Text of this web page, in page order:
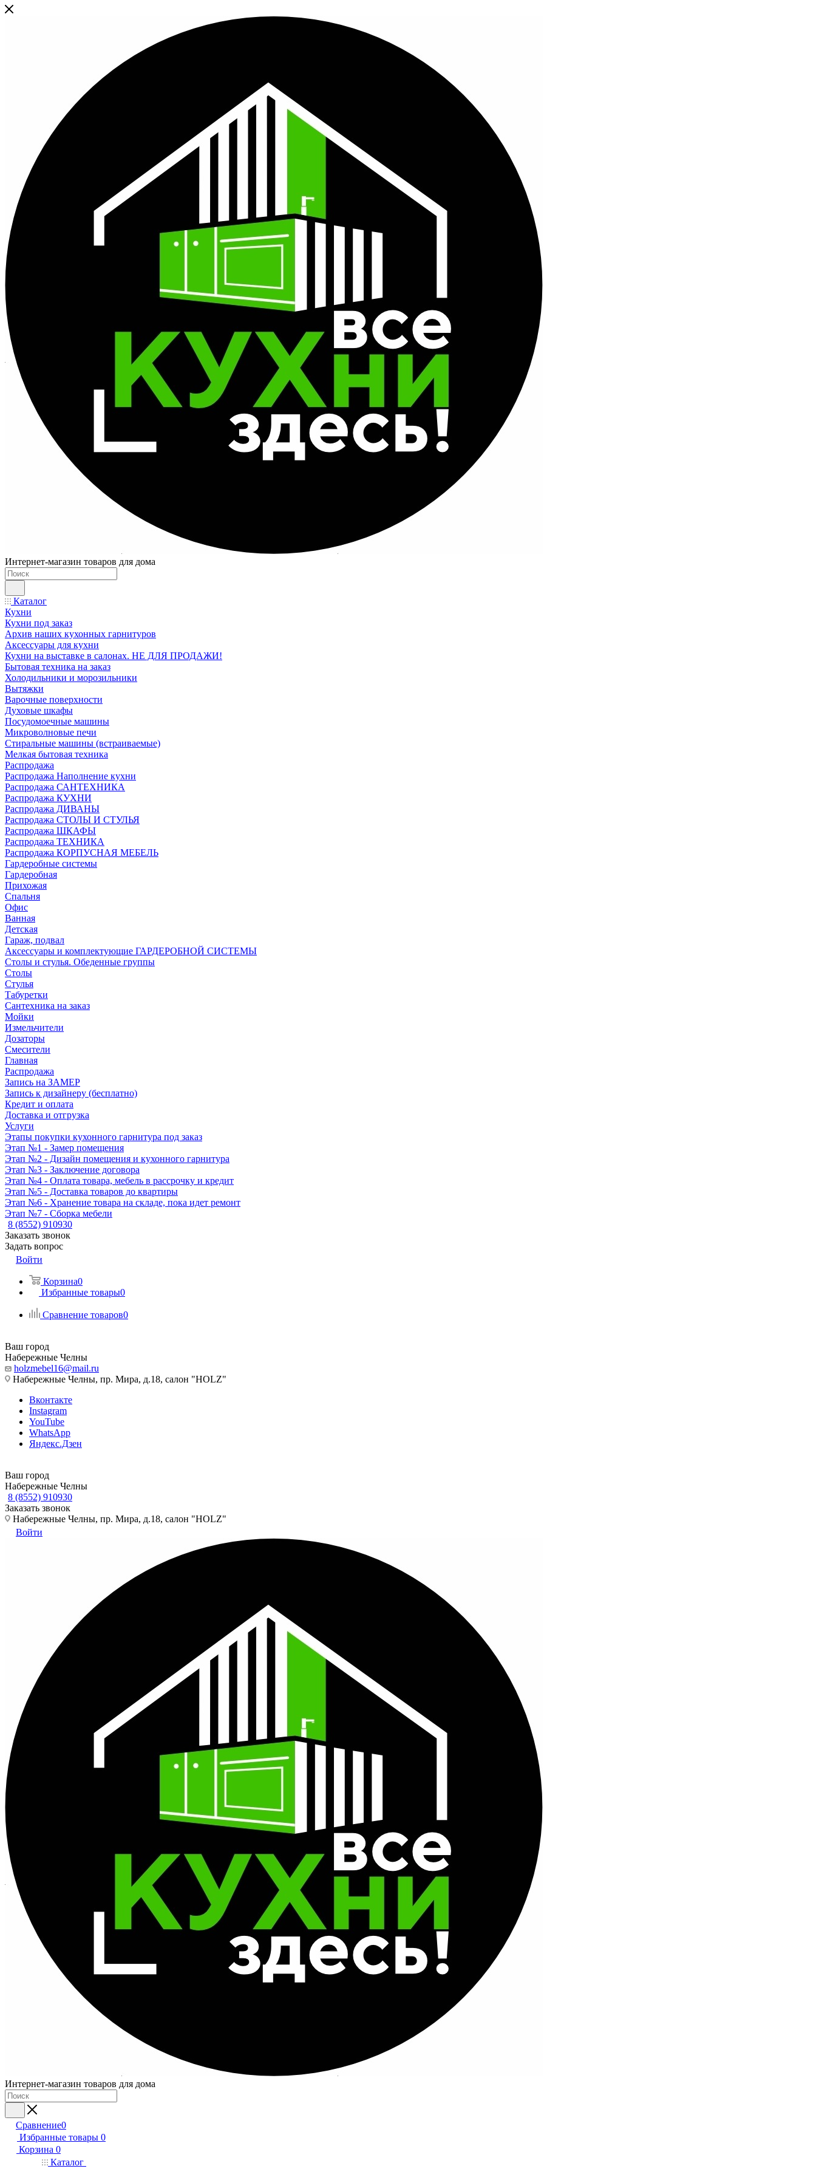
Интернет-магазин товаров для дома
Каталог
Кухни
Кухни под заказ
Архив наших кухонных гарнитуров
Аксессуары для кухни
Кухни на выставке в салонах. НЕ ДЛЯ ПРОДАЖИ!
Бытовая техника на заказ
Холодильники и морозильники
Вытяжки
Варочные поверхности
Духовые шкафы
Посудомоечные машины
Микроволновые печи
Стиральные машины (встраиваемые)
Мелкая бытовая техника
Распродажа
Распродажа Наполнение кухни
Распродажа САНТЕХНИКА
Распродажа КУХНИ
Распродажа ДИВАНЫ
Распродажа СТОЛЫ И СТУЛЬЯ
Распродажа ШКАФЫ
Распродажа ТЕХНИКА
Распродажа КОРПУСНАЯ МЕБЕЛЬ
Гардеробные системы
Гардеробная
Прихожая
Спальня
Офис
Ванная
Детская
Гараж, подвал
Аксессуары и комплектующие ГАРДЕРОБНОЙ СИСТЕМЫ
Столы и стулья. Обеденные группы
Столы
Стулья
Табуретки
Сантехника на заказ
Мойки
Измельчители
Дозаторы
Смесители
Главная
Распродажа
Запись на ЗАМЕР
Запись к дизайнеру (бесплатно)
Кредит и оплата
Доставка и отгрузка
Услуги
Этапы покупки кухонного гарнитура под заказ
Этап №1 - Замер помещения
Этап №2 - Дизайн помещения и кухонного гарнитура
Этап №3 - Заключение договора
Этап №4 - Оплата товара, мебель в рассрочку и кредит
Этап №5 - Доставка товаров до квартиры
Этап №6 - Хранение товара на складе, пока идет ремонт
Этап №7 - Сборка мебели
8 (8552) 910930
Заказать звонок
Задать вопрос
Войти
Корзина0
Избранные товары0
Сравнение товаров0
Ваш город
Набережные Челны
holzmebel16@mail.ru
Набережные Челны, пр. Мира, д.18, салон "HOLZ"
Вконтакте
Instagram
YouTube
WhatsApp
Яндекс.Дзен
Ваш город
Набережные Челны
8 (8552) 910930
Заказать звонок
Набережные Челны, пр. Мира, д.18, салон "HOLZ"
Войти
Интернет-магазин товаров для дома
Сравнение0
Избранные товары 0
Корзина 0
Каталог